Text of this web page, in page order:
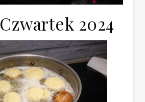
2024